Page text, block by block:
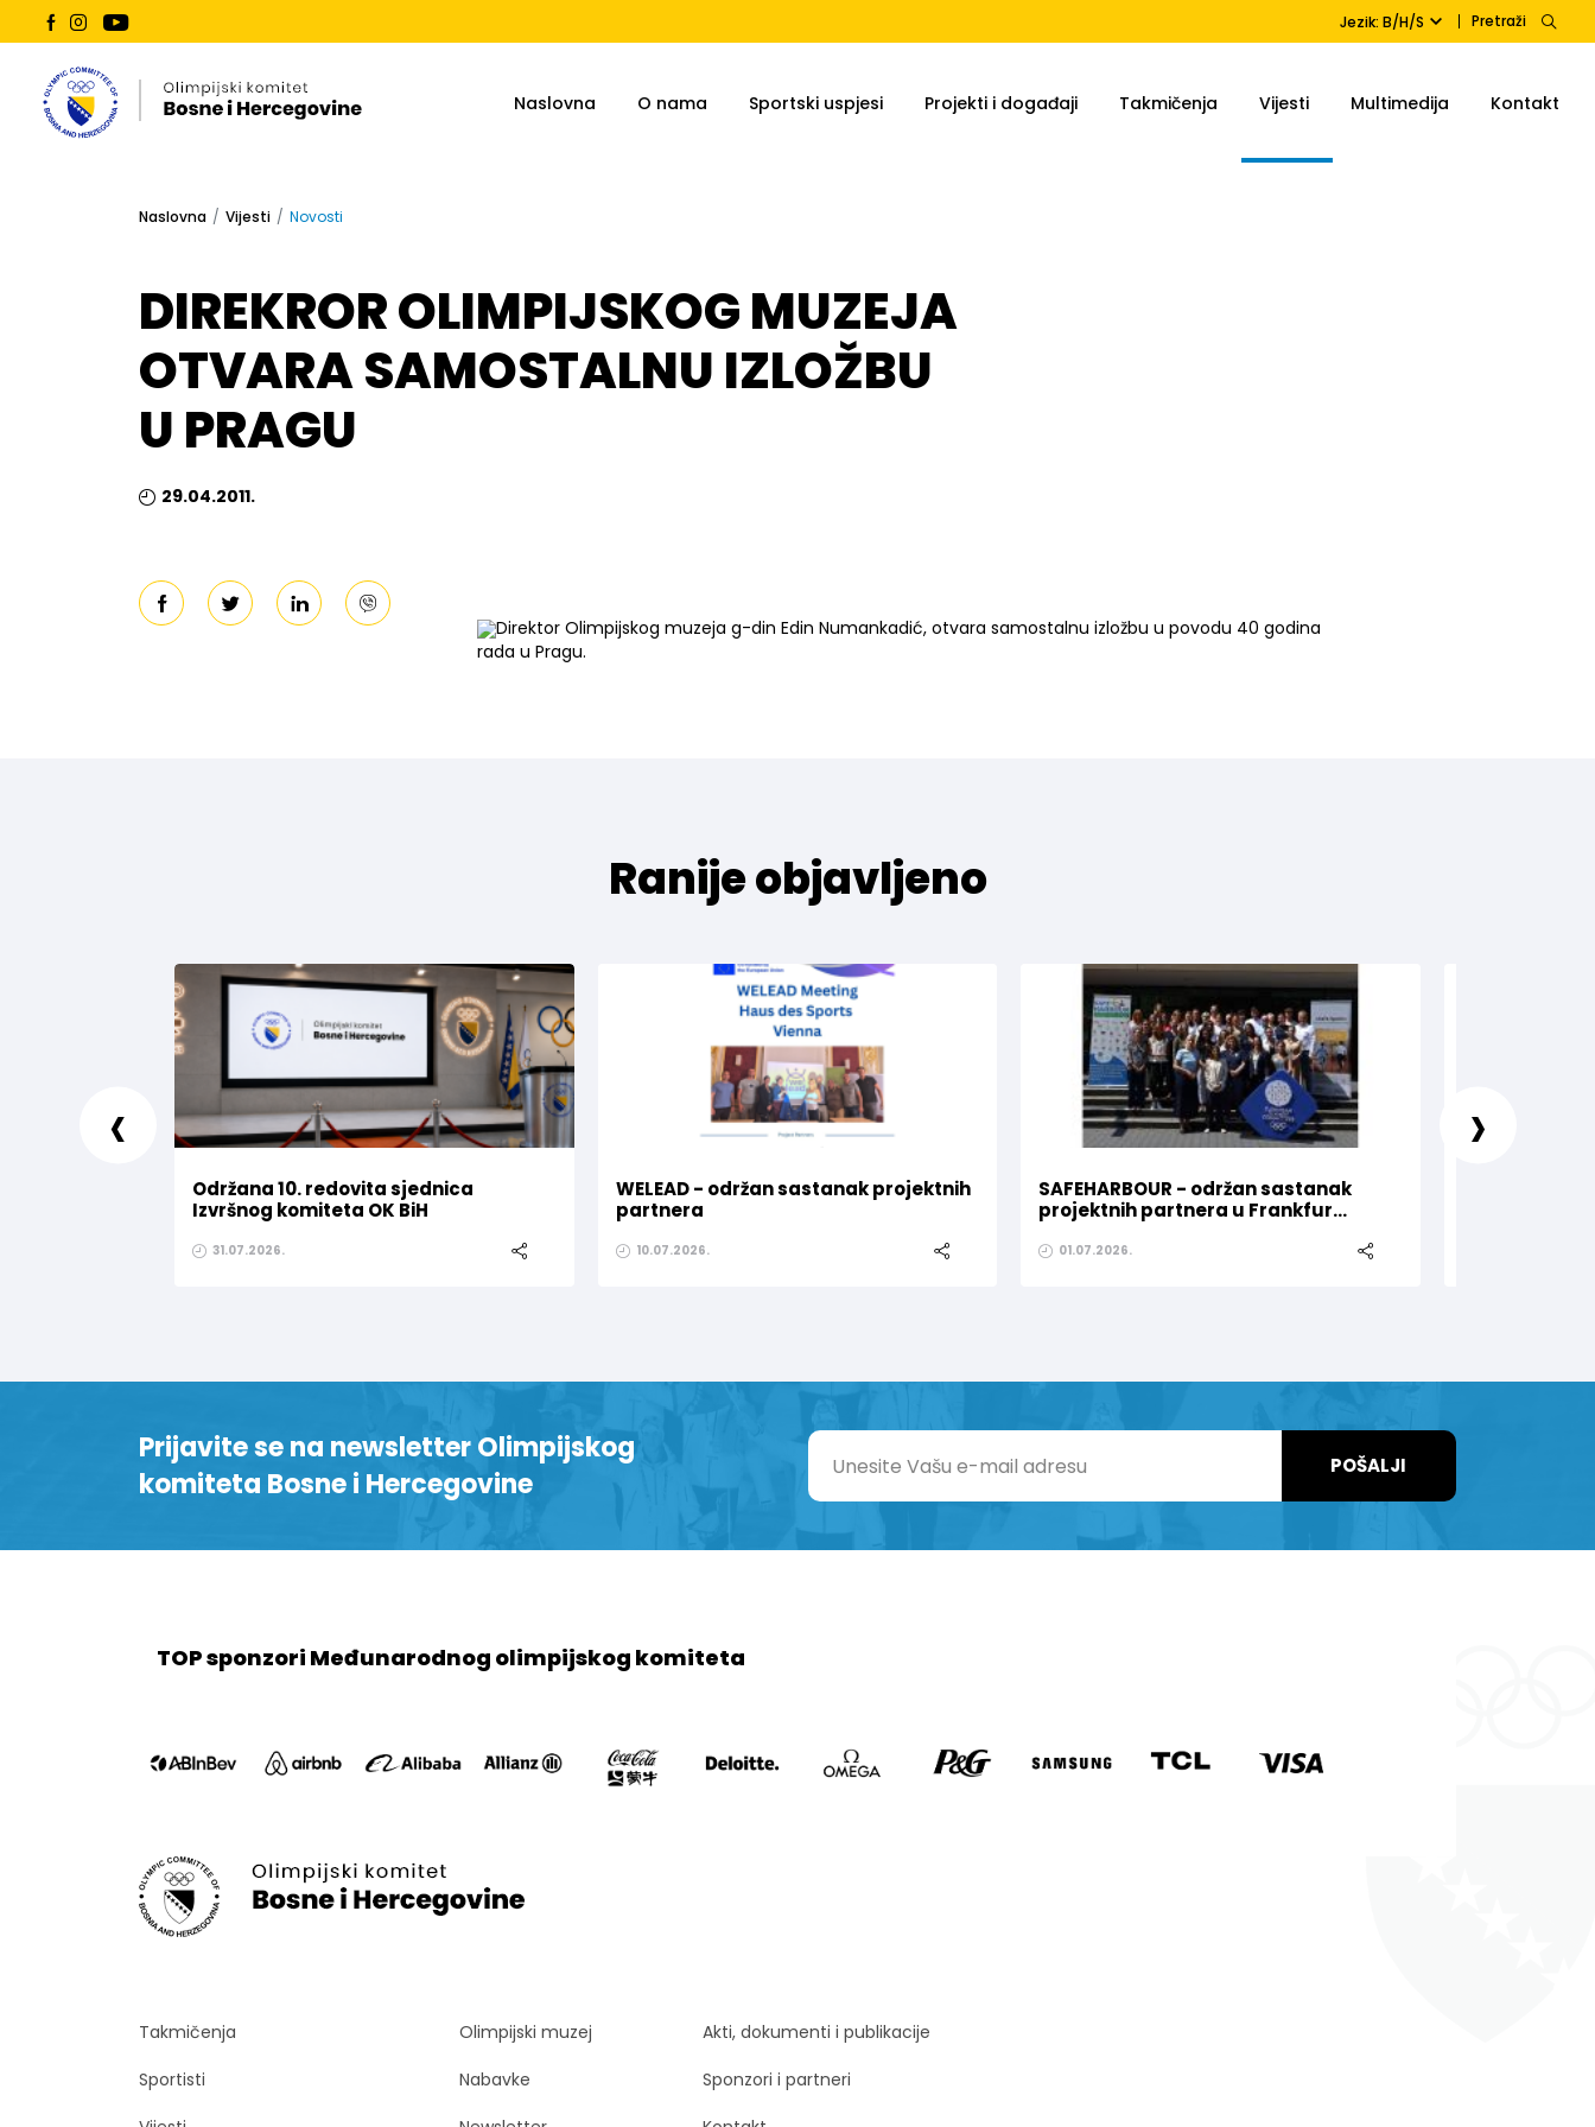
Jezik: B/H/S Pretraži
Naslovna O nama Sportski uspjesi Projekti i događaji Takmičenja Vijesti Multimedija Kontakt
Naslovna Vijesti Novosti
DIREKROR OLIMPIJSKOG MUZEJA
OTVARA SAMOSTALNU IZLOŽBU
U PRAGU
29.04.2011.
Direktor Olimpijskog muzeja g-din Edin Numankadić, otvara samostalnu izložbu u povodu 40 godina
rada u Pragu.
Ranije objavljeno
Održana 10. redovita sjednica
Izvršnog komiteta OK BiH
31.07.2026.
WELEAD - održan sastanak projektnih
partnera
10.07.2026.
SAFEHARBOUR - održan sastanak
projektnih partnera u Frankfur...
01.07.2026.
‹ ›
Prijavite se na newsletter Olimpijskog
komiteta Bosne i Hercegovine
POŠALJI
TOP sponzori Međunarodnog olimpijskog komiteta
Takmičenja
Sportisti
Olimpijski muzej
Nabavke
Akti, dokumenti i publikacije
Sponzori i partneri